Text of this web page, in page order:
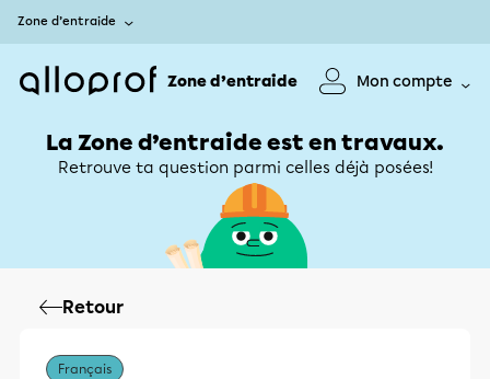
Zone d’entraide
Zone d’entraide Mon compte
La Zone d’entraide est en travaux.
Retrouve ta question parmi celles déjà posées!
Retour
Français